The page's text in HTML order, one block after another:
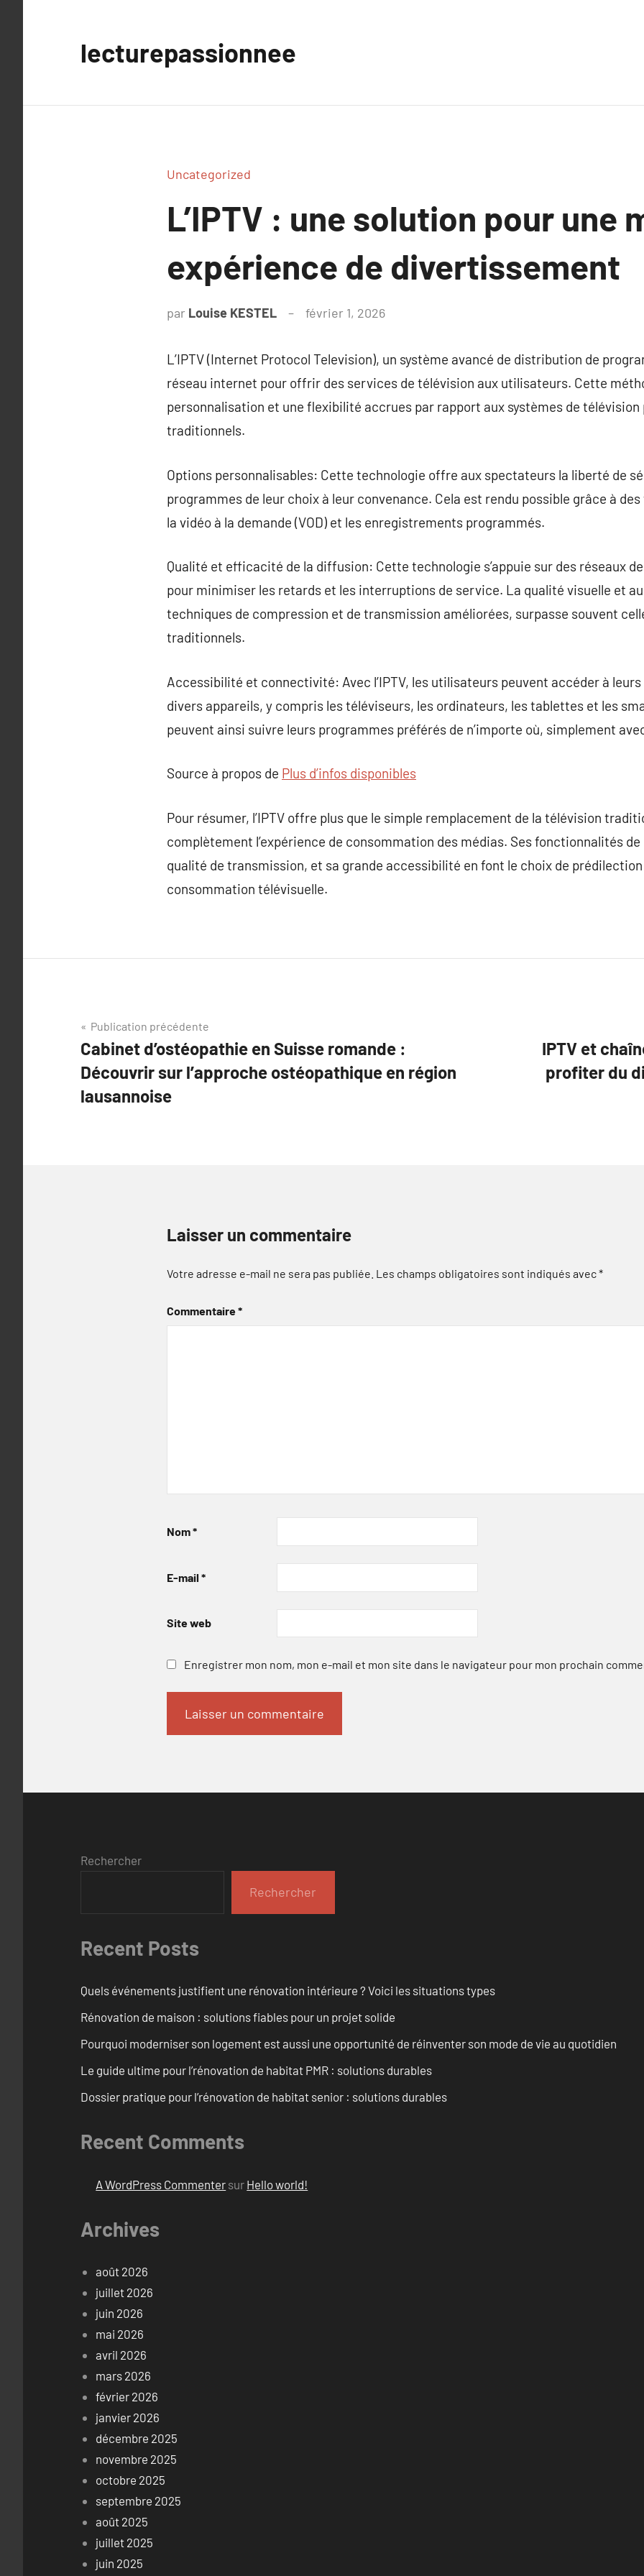
lecturepassionnee
Uncategorized
L’IPTV : une solution pour une
expérience de divertissement
par Louise KESTEL février 1, 2026
L’IPTV (Internet Protocol Television), un système avancé de distribution de
réseau internet pour offrir des services de télévision aux utilisateurs. Cette
personnalisation et une flexibilité accrues par rapport aux systèmes de
traditionnels.
Options personnalisables: Cette technologie offre aux spectateurs la liberté de
programmes de leur choix à leur convenance. Cela est rendu possible grâce à
la vidéo à la demande (VOD) et les enregistrements programmés.
Qualité et efficacité de la diffusion: Cette technologie s’appuie sur des réseaux
pour minimiser les retards et les interruptions de service. La qualité visuelle et
techniques de compression et de transmission améliorées, surpasse souvent
traditionnels.
Accessibilité et connectivité: Avec l’IPTV, les utilisateurs peuvent accéder à
divers appareils, y compris les téléviseurs, les ordinateurs, les tablettes et les
peuvent ainsi suivre leurs programmes préférés de n’importe où, simplement
Source à propos de Plus d’infos disponibles
Pour résumer, l’IPTV offre plus que le simple remplacement de la télévision
complètement l’expérience de consommation des médias. Ses fonctionnalités
qualité de transmission, et sa grande accessibilité en font le choix de prédilection
consommation télévisuelle.
Navigation
de
l’article
Publication précédente
Cabinet d’ostéopathie en Suisse romande :
Découvrir sur l’approche ostéopathique en région
lausannoise
IPTV et
profiter du
Laisser un commentaire
Votre adresse e-mail ne sera pas publiée. Les champs obligatoires sont indiqués avec*
Commentaire*
Nom*
E-mail *
Site web
Enregistrer mon nom, mon e-mail et mon site dans le navigateur pour mon prochain
Rechercher
Rechercher
Recent Posts
Quels événements justifient une rénovation intérieure ? Voici les situations types
Rénovation de maison : solutions fiables pour un projet solide
Pourquoi moderniser son logement est aussi une opportunité de réinventer son mode de vie au quotidien
Le guide ultime pour l’rénovation de habitat PMR : solutions durables
Dossier pratique pour l’rénovation de habitat senior : solutions durables
Recent Comments
A WordPress Commenter sur Hello world!
Archives
août 2026
juillet 2026
juin 2026
mai 2026
avril 2026
mars 2026
février 2026
janvier 2026
décembre 2025
novembre 2025
octobre 2025
septembre 2025
août 2025
juillet 2025
juin 2025